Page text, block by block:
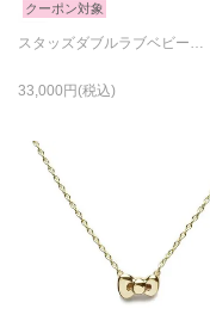
クーポン対象
スタッズダブルラブベビーリングネックレス ゴールド&シルバー / ペアネックレス
33,000